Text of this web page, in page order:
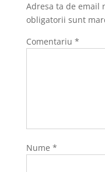
Adresa ta de email
obligatorii sunt
Comentariu *
Nume *